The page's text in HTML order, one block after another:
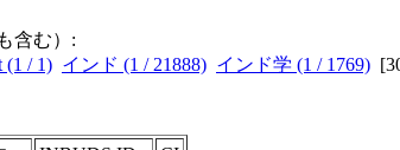
含む）:
(1 / 1) インド (1 / 21888) インド学 (1 / 1769) [